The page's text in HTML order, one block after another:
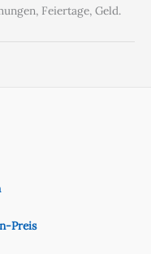
Feiertage, Geld.
Preis